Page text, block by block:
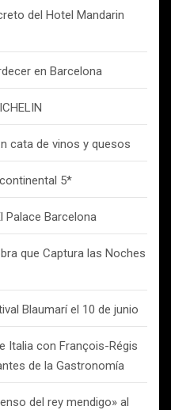
del Hotel Mandarin
en Barcelona
cata de vinos y quesos
5*
Palace Barcelona
que Captura las Noches
Blaumarí el 10 de junio
Italia con François-Régis
de la Gastronomía
del rey mendigo» al